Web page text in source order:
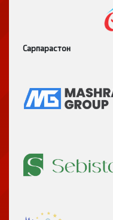
Сарпарастон